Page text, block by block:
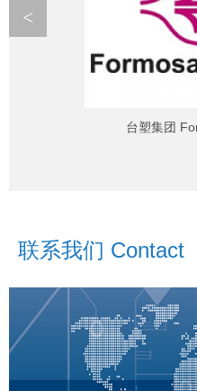
台塑集团
<
联系我们 Contact